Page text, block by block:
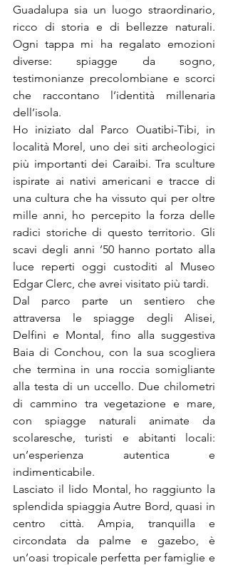
Guadalupa sia un luogo straordinario,
ricco di storia e di bellezze naturali.
Ogni tappa mi ha regalato emozioni
diverse: spiagge da sogno,
testimonianze precolombiane e scorci
che raccontano l’identità millenaria
dell’isola.
Ho iniziato dal Parco Ouatibi-Tibi, in
località Morel, uno dei siti archeologici
più importanti dei Caraibi. Tra sculture
ispirate ai nativi americani e tracce di
una cultura che ha vissuto qui per oltre
mille anni, ho percepito la forza delle
radici storiche di questo territorio. Gli
scavi degli anni ’50 hanno portato alla
luce reperti oggi custoditi al Museo
Edgar Clerc, che avrei visitato più tardi.
Dal parco parte un sentiero che
attraversa le spiagge degli Alisei,
Delfini e Montal, fino alla suggestiva
Baia di Conchou, con la sua scogliera
che termina in una roccia somigliante
alla testa di un uccello. Due chilometri
di cammino tra vegetazione e mare,
con spiagge naturali animate da
scolaresche, turisti e abitanti locali:
un’esperienza autentica e
indimenticabile.
Lasciato il lido Montal, ho raggiunto la
splendida spiaggia Autre Bord, quasi in
centro città. Ampia, tranquilla e
circondata da palme e gazebo, è
un’oasi tropicale perfetta per famiglie e